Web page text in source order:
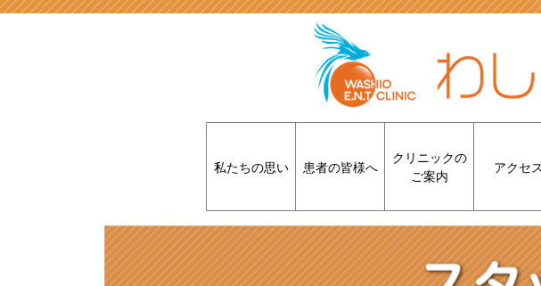
私たちの思い 患者の皆様へ
クリニックの
ご案内
アクセス